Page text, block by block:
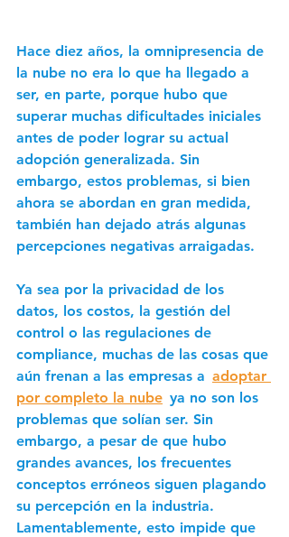
Hace diez años, la omnipresencia de
la nube no era lo que ha llegado a
ser, en parte, porque hubo que
superar muchas dificultades iniciales
antes de poder lograr su actual
adopción generalizada. Sin
embargo, estos problemas, si bien
ahora se abordan en gran medida,
también han dejado atrás algunas
percepciones negativas arraigadas.
Ya sea por la privacidad de los
datos, los costos, la gestión del
control o las regulaciones de
compliance, muchas de las cosas que
aún frenan a las empresas a adoptar
por completo la nube ya no son los
problemas que solían ser. Sin
embargo, a pesar de que hubo
grandes avances, los frecuentes
conceptos erróneos siguen plagando
su percepción en la industria.
Lamentablemente, esto impide que